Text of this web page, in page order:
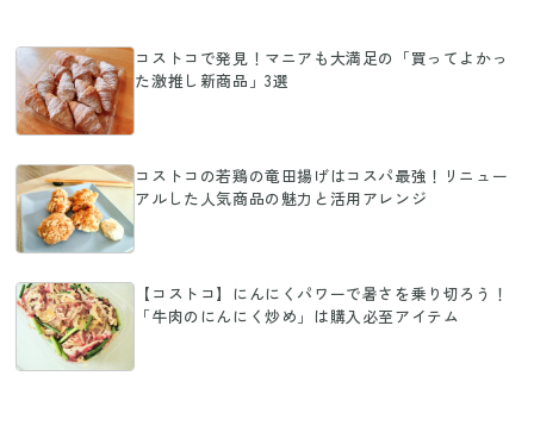
コストコで発見！マニアも大満足の「買ってよかっ
た激推し新商品」3選
コストコの若鶏の竜田揚げはコスパ最強！リニュー
アルした人気商品の魅力と活用アレンジ
【コストコ】にんにくパワーで暑さを乗り切ろう！
「牛肉のにんにく炒め」は購入必至アイテム